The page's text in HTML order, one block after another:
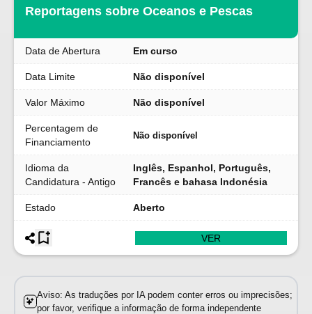
Reportagens sobre Oceanos e Pescas
Data de Abertura Em curso
Data Limite Não disponível
Valor Máximo Não disponível
Percentagem de
Financiamento
Não disponível
Idioma da
Candidatura - Antigo
Inglês, Espanhol, Português,
Francês e bahasa Indonésia
Estado Aberto
VER
Aviso: As traduções por IA podem conter erros ou imprecisões;
por favor, verifique a informação de forma independente